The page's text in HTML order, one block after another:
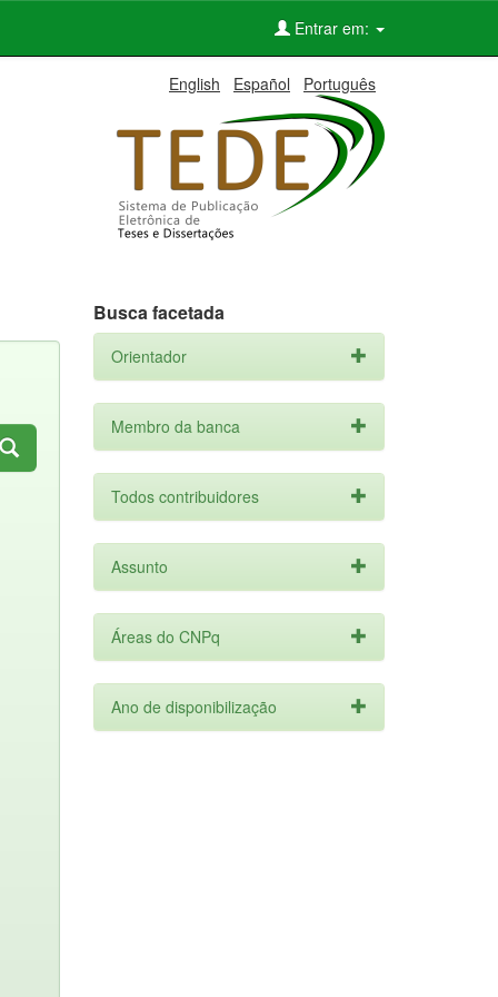
Entrar em:
English Español Português
Busca facetada
Orientador
Membro da banca
Todos contribuidores
Assunto
Áreas do CNPq
Ano de disponibilização